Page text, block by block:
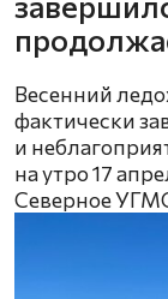
Весенний
фактически
и
на утро 17
Северное